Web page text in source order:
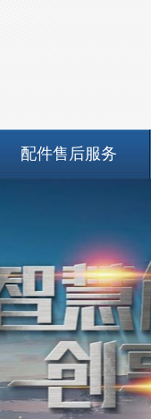
配件售后服务